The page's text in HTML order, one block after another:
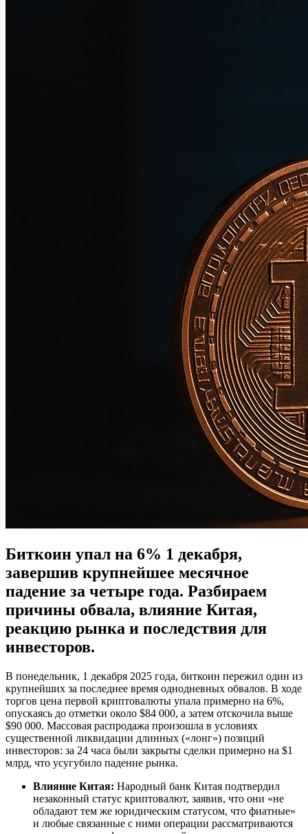
Биткоин упал на 6% 1 декабря,
завершив крупнейшее месячное
падение за четыре года. Разбираем
причины обвала, влияние Китая,
реакцию рынка и последствия для
инвесторов.
В понедельник, 1 декабря 2025 года, биткоин пережил один из
крупнейших за последнее время однодневных обвалов. В ходе
торгов цена первой криптовалюты упала примерно на 6%,
опускаясь до отметки около $84 000, а затем отскочила выше
$90 000. Массовая распродажа произошла в условиях
существенной ликвидации длинных («лонг») позиций
инвесторов: за 24 часа были закрыты сделки примерно на $1
млрд, что усугубило падение рынка.
Влияние Китая: Народный банк Китая подтвердил
незаконный статус криптовалют, заявив, что они «не
обладают тем же юридическим статусом, что фиатные»
и любые связанные с ними операции рассматриваются